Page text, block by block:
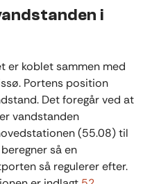
i
koblet sammen med
Portens position
Det foregår ved at
vandstanden
(55.08) til
så en
så regulerer efter.